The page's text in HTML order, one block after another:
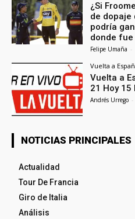
¿Si
de dopaje
podría
donde fue
Felipe Umaña -
Vuelta a
Vuelta a
21 Hoy 15
Andrés Urrego -
NOTICIAS PRINCIPALES
Actualidad
Tour De Francia
Giro de Italia
Análisis